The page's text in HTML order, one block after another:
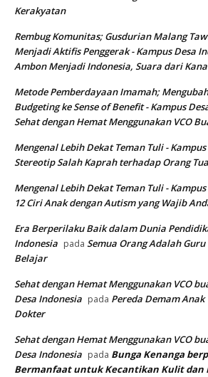
Kerakyatan
Rembug Komunitas; Gusdurian Malang
Menjadi Aktifis Penggerak - Kampus Desa
Ambon Menjadi Indonesia, Suara dari
Metode Pemberdayaan Imamah;
Budgeting ke Sense of Benefit - Kampus
Sehat dengan Hemat Menggunakan VCO
Mengenal Lebih Dekat Teman Tuli -
Stereotip Salah Kaprah terhadap Orang
Mengenal Lebih Dekat Teman Tuli -
12 Ciri Anak dengan Autism yang Wajib
Era Berperilaku Baik dalam Dunia
Indonesia pada Semua Orang Adalah
Belajar
Sehat dengan Hemat Menggunakan VCO
Desa Indonesia pada Pereda Demam
Dokter
Sehat dengan Hemat Menggunakan VCO
Desa Indonesia pada Bunga Kenanga
Bermanfaat untuk Kecantikan Kulit dan